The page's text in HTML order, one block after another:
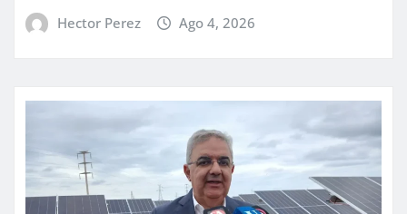
Hector Perez Ago 4, 2026